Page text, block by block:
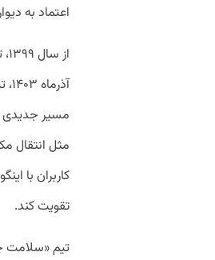
اعتماد به
مسیر جدیدی
مثل انتقال
کاربران با
تقویت کند.
تیم «سلامت